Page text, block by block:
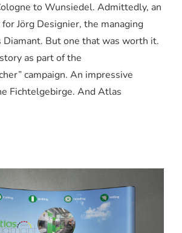
to Wunsiedel. Admittedly, an
Jörg Designier, the managing
But one that was worth it.
as part of the
campaign. An impressive
Fichtelgebirge. And Atlas